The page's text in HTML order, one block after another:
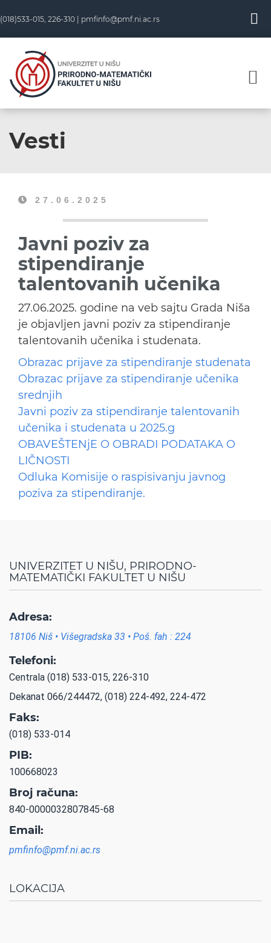
(018)533-015, 226-310 | pmfinfo@pmf.ni.ac.rs
Vesti
27.06.2025
Javni poziv za
stipendiranje
talentovanih učenika
27.06.2025. godine na veb sajtu Grada Niša
je objavljen javni poziv za stipendiranje
talentovanih učenika i studenata.
Obrazac prijave za stipendiranje studenata
Obrazac prijave za stipendiranje učenika
srednjih
Javni poziv za stipendiranje talentovanih
učenika i studenata u 2025.g
OBAVEŠTENjE O OBRADI PODATAKA O
LIČNOSTI
Odluka Komisije o raspisivanju javnog
poziva za stipendiranje.
UNIVERZITET U NIŠU, PRIRODNO-
MATEMATIČKI FAKULTET U NIŠU
Adresa:
18106 Niš • Višegradska 33 • Poš. fah : 224
Telefoni:
Centrala (018) 533-015, 226-310
Dekanat 066/244472, (018) 224-492, 224-472
Faks:
(018) 533-014
PIB:
100668023
Broj računa:
840-0000032807845-68
Email:
pmfinfo@pmf.ni.ac.rs
LOKACIJA